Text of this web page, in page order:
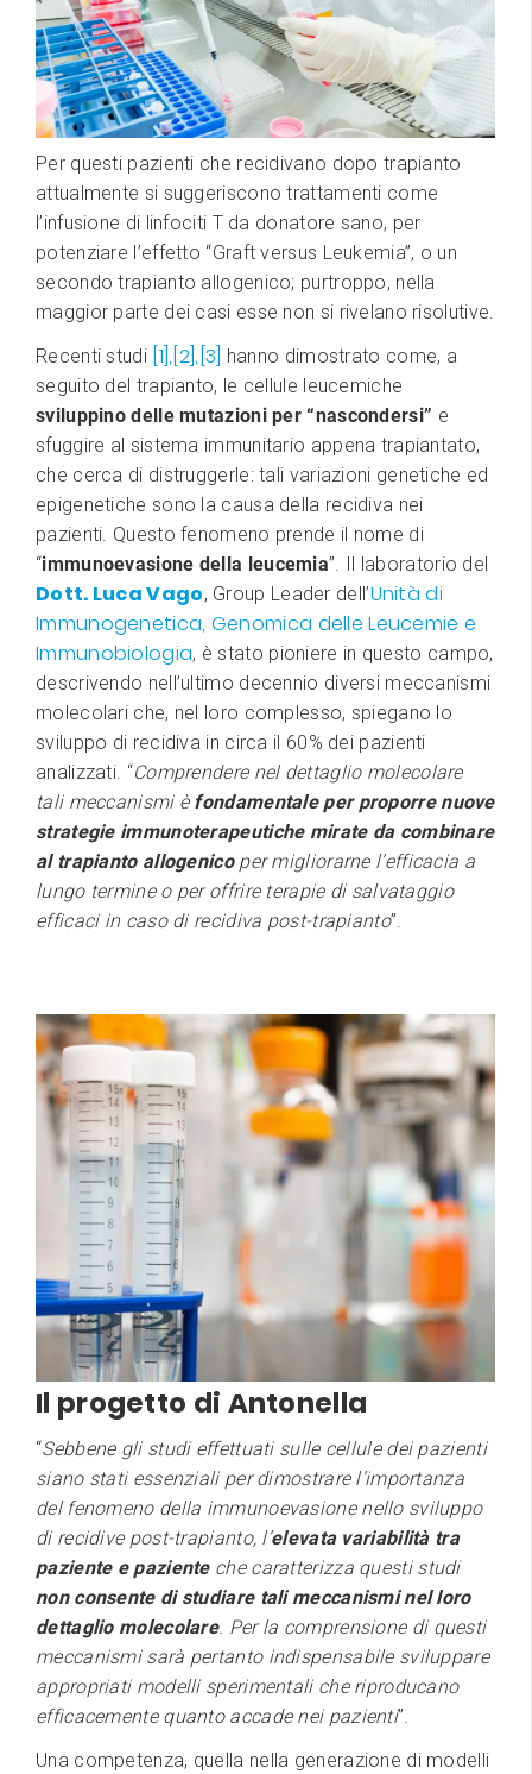
Per questi pazienti che recidivano dopo trapianto
attualmente si suggeriscono trattamenti come
l’infusione di linfociti T da donatore sano, per
potenziare l’effetto “Graft versus Leukemia”, o un
secondo trapianto allogenico; purtroppo, nella
maggior parte dei casi esse non si rivelano risolutive.
Recenti studi [1], [2], [3] hanno dimostrato come, a
seguito del trapianto, le cellule leucemiche
sviluppino delle mutazioni per “nascondersi” e
sfuggire al sistema immunitario appena trapiantato,
che cerca di distruggerle: tali variazioni genetiche ed
epigenetiche sono la causa della recidiva nei
pazienti. Questo fenomeno prende il nome di
“immunoevasione della leucemia”. Il laboratorio del
Dott. Luca Vago, Group Leader dell’Unità di
Immunogenetica, Genomica delle Leucemie e
Immunobiologia, è stato pioniere in questo campo,
descrivendo nell’ultimo decennio diversi meccanismi
molecolari che, nel loro complesso, spiegano lo
sviluppo di recidiva in circa il 60% dei pazienti
analizzati. “Comprendere nel dettaglio molecolare
tali meccanismi è fondamentale per proporre nuove
strategie immunoterapeutiche mirate da combinare
al trapianto allogenicoper migliorarne l’efficacia a
lungo termine o per offrire terapie di salvataggio
efficaci in caso di recidiva post-trapianto”.
Il progetto di Antonella
“Sebbene gli studi effettuati sulle cellule dei pazienti
siano stati essenziali per dimostrare l’importanza
del fenomeno della immunoevasione nello sviluppo
di recidive post-trapianto, l’elevata variabilità tra
paziente e pazienteche caratterizza questi studi
non consente di studiare tali meccanismi nel loro
dettaglio molecolare. Per la comprensione di questi
meccanismi sarà pertanto indispensabile sviluppare
appropriati modelli sperimentali che riproducano
efficacemente quanto accade nei pazienti”.
Una competenza, quella nella generazione di modelli